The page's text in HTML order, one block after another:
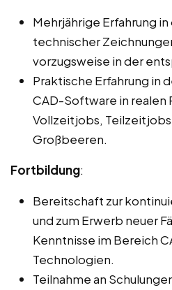
Mehrjährige Erfahrung
technischer
vorzugsweise in der
Praktische Erfahrung in
CAD-Software in realen
Vollzeitjobs, Teilzeitjobs
Großbeeren.
Fortbildung:
Bereitschaft zur
und zum Erwerb neuer
Kenntnisse im Bereich
Technologien.
Teilnahme an